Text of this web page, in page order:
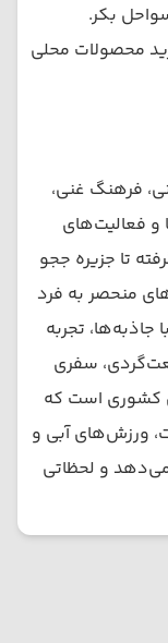
بکر.
محصولات محلی
فرهنگ غنی،
و فعالیت‌های
تا جزیره ججو
منحصر به فرد
جاذبه‌ها، تجربه
سفری
کشوری است که
ورزش‌های آبی و
می‌دهد و لحظاتی